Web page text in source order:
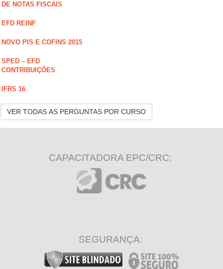
DE NOTAS FISCAIS
EFD REINF
NOVO PIS E COFINS 2015
SPED – EFD
CONTRIBUIÇÕES
IFRS 16
VER TODAS AS PERGUNTAS POR CURSO
CAPACITADORA EPC/CRC:
SEGURANÇA: